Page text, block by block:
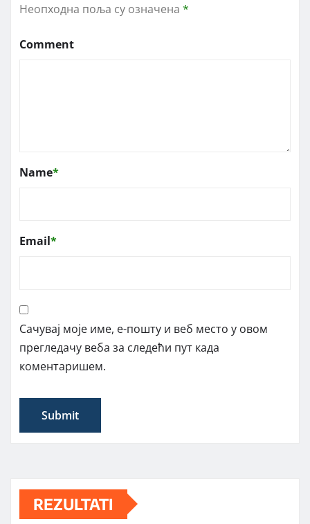
Неопходна поља су означена *
Comment
Name*
Email*
Сачувај моје име, е-пошту и веб место у овом
прегледачу веба за следећи пут када
коментаришем.
REZULTATI